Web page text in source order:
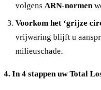
volgens ARN-normen
Voorkom het ‘grijze
vrijwaring blijft u
milieuschade.
4. In 4 stappen uw Total